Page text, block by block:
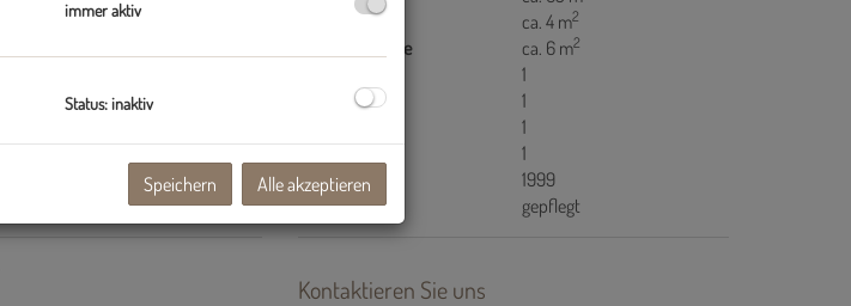
Kellerfläche ca. 4 m2
Terrassenfläche ca. 6 m2
1
1
1
1
Baujahr
1999
Zustand
gepflegt
Kontaktieren Sie uns
immer aktiv
Status: inaktiv
Speichern Alle akzeptieren